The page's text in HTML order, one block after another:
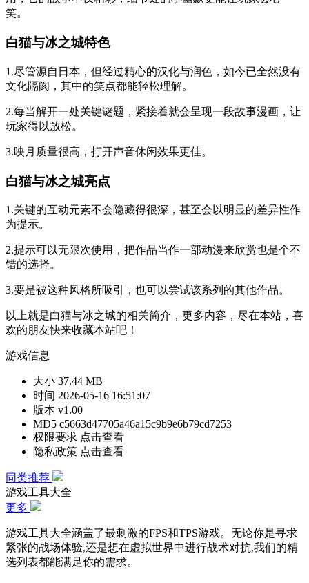
笑。
白猫与冰之城特色
1.尽管源自日本，但经过精心的汉化与润色，如今已全然没有
文化隔阂，其中的笑点都能轻松理解。
2.每当解开一处关键谜题，紧接着就会呈现一段故事漫画，让
玩家得以放松。
3.映月质量很高，打开声音休闲效果更佳。
白猫与冰之城亮点
1.关键的互动元素不会隐藏得很深，甚至会以明显的差异性作
为提示。
2.提示可以无限次使用，把作品当作一部动漫来欣赏也是个不
错的选择。
3.要是被这种风格所吸引，也可以尝试该系列的其他作品。
以上就是白猫与冰之城的相关简介，更多内容，尽在本站，喜
欢的朋友快来收藏本站吧！
游戏信息
大小 37.44 MB
时间 2026-05-16 16:51:07
版本 v1.00
MD5 c5663d47705a46a15c9b9e6b79cd7253
权限要求 点击查看
隐私政策 点击查看
同类推荐
游戏工具大全
更多
游戏工具大全涵盖了最刺激的FPS和TPS游戏。无论你是寻求
紧张的战场体验,还是想在虚拟世界中进行战术对抗,我们的精
选列表都能满足你的需求。